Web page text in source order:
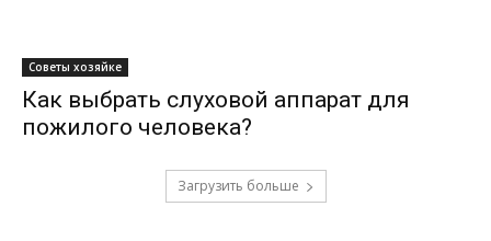
Советы хозяйке
Как выбрать слуховой аппарат для
пожилого человека?
Загрузить больше